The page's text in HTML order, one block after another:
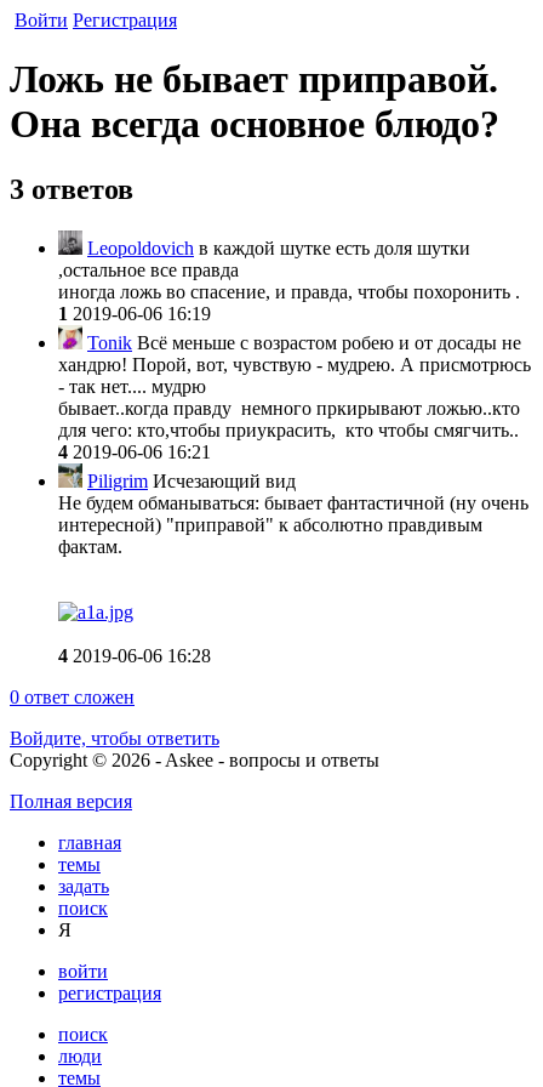
Войти Регистрация
Ложь не бывает приправой.
Она всегда основное блюдо?
3 ответов
Leopoldovich в каждой шутке есть доля шутки
,остальное все правда
иногда ложь во спасение, и правда, чтобы похоронить .
1 2019-06-06 16:19
Tonik Всё меньше с возрастом робею и от досады не
хандрю! Порой, вот, чувствую - мудрею. А присмотрюсь
- так нет.... мудрю
бывает..когда правду немного пркирывают ложью..кто
для чего: кто,чтобы приукрасить, кто чтобы смягчить..
4 2019-06-06 16:21
Piligrim Исчезающий вид
Не будем обманываться: бывает фантастичной (ну очень
интересной) "приправой" к абсолютно правдивым
фактам.
4 2019-06-06 16:28
0 ответ сложен
Войдите, чтобы ответить
Copyright © 2026 - Askee - вопросы и ответы
Полная версия
главная
темы
задать
поиск
Я
войти
регистрация
поиск
люди
темы